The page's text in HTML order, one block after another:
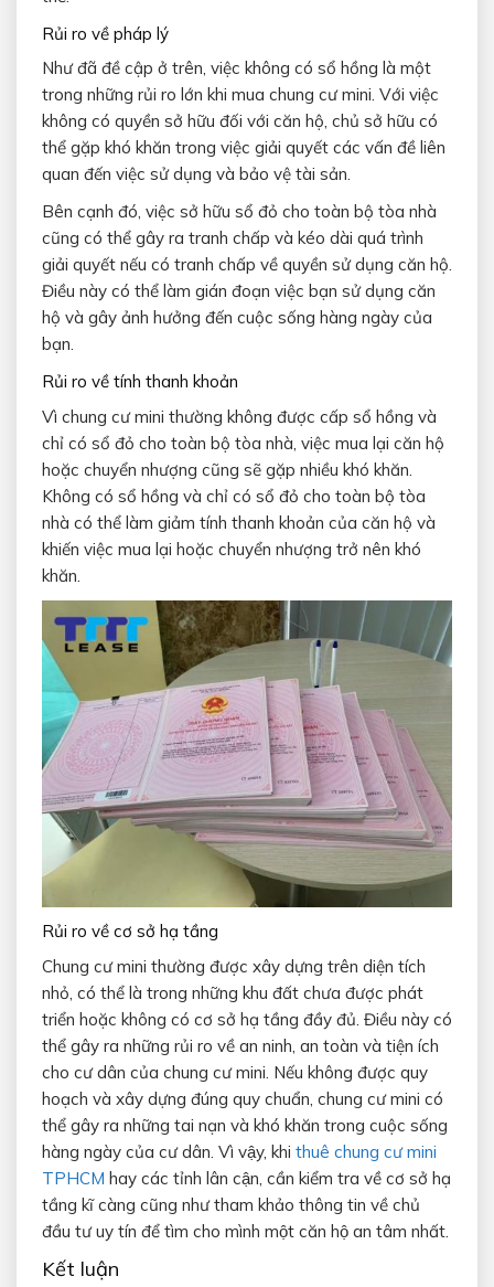
Rủi ro về pháp lý
Như đã đề cập ở trên, việc không có sổ hồng là một
trong những rủi ro lớn khi mua chung cư mini. Với việc
không có quyền sở hữu đối với căn hộ, chủ sở hữu có
thể gặp khó khăn trong việc giải quyết các vấn đề liên
quan đến việc sử dụng và bảo vệ tài sản.
Bên cạnh đó, việc sở hữu sổ đỏ cho toàn bộ tòa nhà
cũng có thể gây ra tranh chấp và kéo dài quá trình
giải quyết nếu có tranh chấp về quyền sử dụng căn hộ.
Điều này có thể làm gián đoạn việc bạn sử dụng căn
hộ và gây ảnh hưởng đến cuộc sống hàng ngày của
bạn.
Rủi ro về tính thanh khoản
Vì chung cư mini thường không được cấp sổ hồng và
chỉ có sổ đỏ cho toàn bộ tòa nhà, việc mua lại căn hộ
hoặc chuyển nhượng cũng sẽ gặp nhiều khó khăn.
Không có sổ hồng và chỉ có sổ đỏ cho toàn bộ tòa
nhà có thể làm giảm tính thanh khoản của căn hộ và
khiến việc mua lại hoặc chuyển nhượng trở nên khó
khăn.
Rủi ro về cơ sở hạ tầng
Chung cư mini thường được xây dựng trên diện tích
nhỏ, có thể là trong những khu đất chưa được phát
triển hoặc không có cơ sở hạ tầng đầy đủ. Điều này có
thể gây ra những rủi ro về an ninh, an toàn và tiện ích
cho cư dân của chung cư mini. Nếu không được quy
hoạch và xây dựng đúng quy chuẩn, chung cư mini có
thể gây ra những tai nạn và khó khăn trong cuộc sống
hàng ngày của cư dân. Vì vậy, khi thuê chung cư mini
TPHCM hay các tỉnh lân cận, cần kiểm tra về cơ sở hạ
tầng kĩ càng cũng như tham khảo thông tin về chủ
đầu tư uy tín để tìm cho mình một căn hộ an tâm nhất.
Kết luận